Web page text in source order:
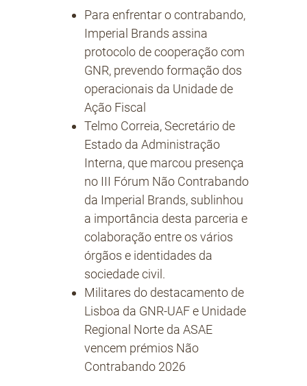
Para enfrentar o contrabando,
Imperial Brands assina
protocolo de cooperação com
GNR, prevendo formação dos
operacionais da Unidade de
Ação Fiscal
Telmo Correia, Secretário de
Estado da Administração
Interna, que marcou presença
no III Fórum Não Contrabando
da Imperial Brands, sublinhou
a importância desta parceria e
colaboração entre os vários
órgãos e identidades da
sociedade civil.
Militares do destacamento de
Lisboa da GNR-UAF e Unidade
Regional Norte da ASAE
vencem prémios Não
Contrabando 2026